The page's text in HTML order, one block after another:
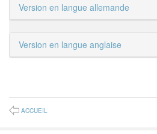
Version en langue allemande
Version en langue anglaise
ACCUEIL